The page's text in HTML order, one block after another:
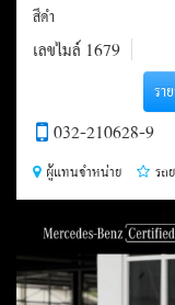
สีดำ
เลขไมล์ 1679
รา
032-210628-9
ผู้แทนจำหน่าย รถ